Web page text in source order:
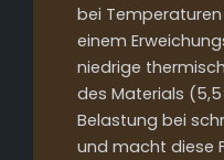
bei Temperaturen
einem
niedrige
des Materials
Belastung bei
und macht diese